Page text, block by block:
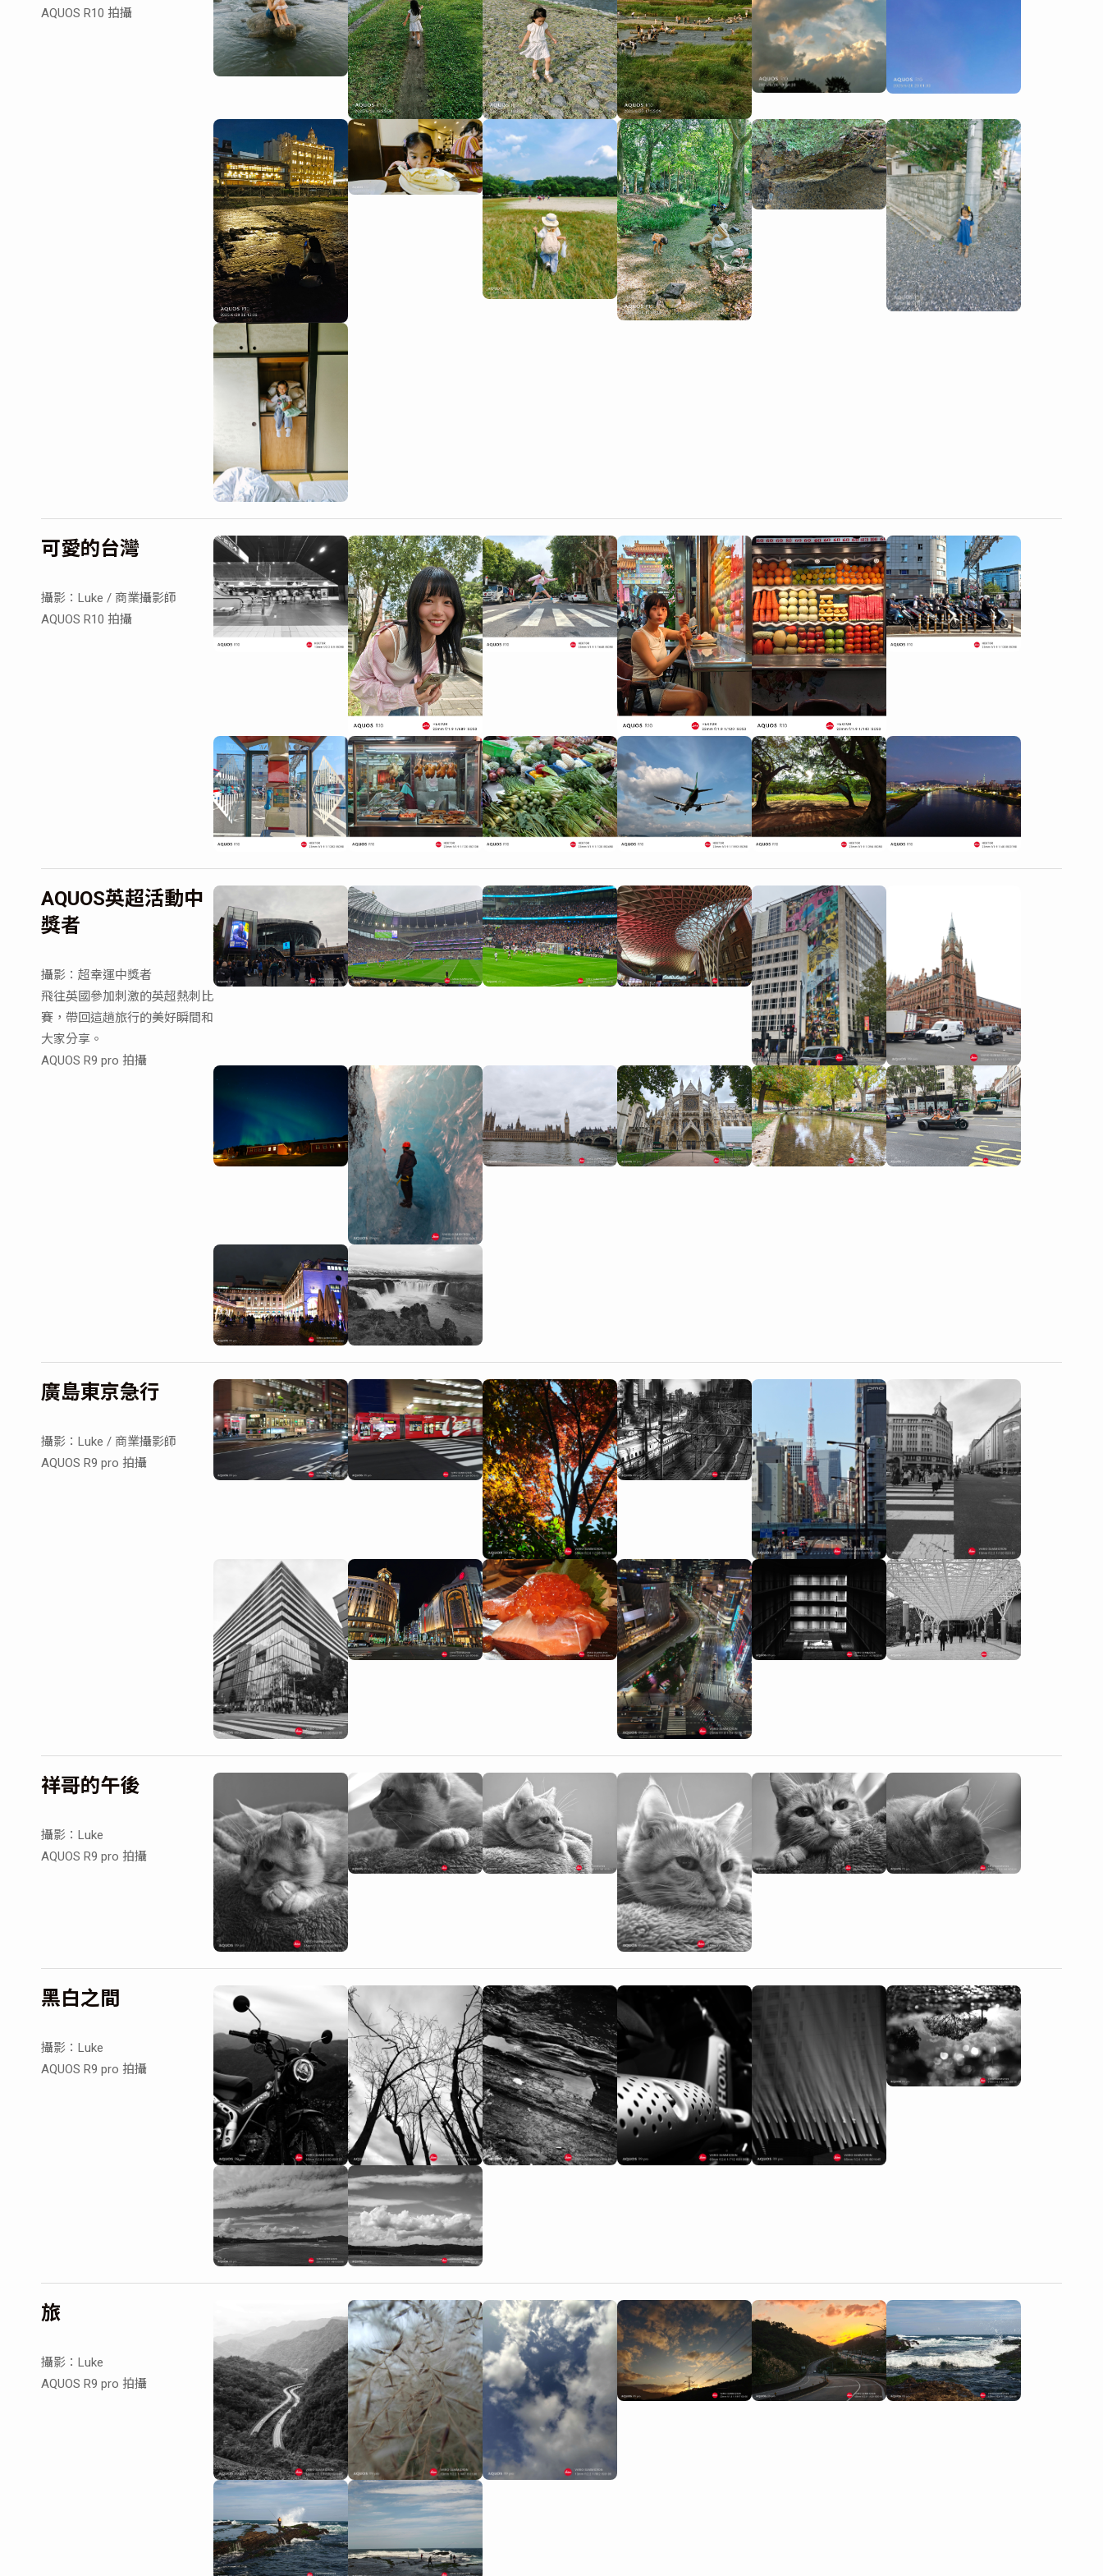
瀏覽 手機全系列
瀏覽 配件全系列
AQUOS R10 拍攝
可愛的台灣
攝影：Luke / 商業攝影師
AQUOS R10 拍攝
AQUOS英超活動中
獎者
攝影：超幸運中獎者
飛往英國參加刺激的英超熱刺比
賽，帶回這趟旅行的美好瞬間和
大家分享。
AQUOS R9 pro 拍攝
廣島東京急行
攝影：Luke / 商業攝影師
AQUOS R9 pro 拍攝
祥哥的午後
攝影：Luke
AQUOS R9 pro 拍攝
黑白之間
攝影：Luke
AQUOS R9 pro 拍攝
旅
攝影：Luke
AQUOS R9 pro 拍攝